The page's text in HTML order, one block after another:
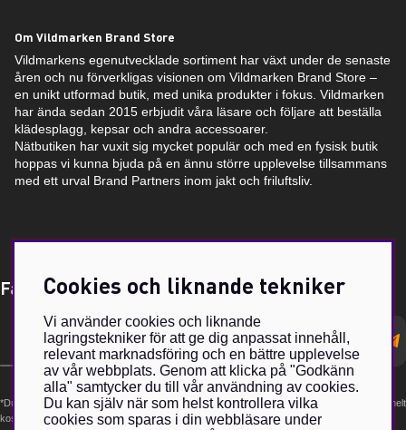
Om Vildmarken Brand Store
Vildmarkens egenutvecklade sortiment har växt under de senaste
åren och nu förverkligas visionen om Vildmarken Brand Store –
en unikt utformad butik, med unika produkter i fokus. Vildmarken
har ända sedan 2015 erbjudit våra läsare och följare att beställa
klädesplagg, kepsar och andra accessoarer.
Nätbutiken har vuxit sig mycket populär och med en fysisk butik
hoppas vi kunna bjuda på en ännu större upplevelse tillsammans
med ett urval Brand Partners inom jakt och friluftsliv.
Få Magasin Vildmarken direkt till din e-post!*
postadress
*Du kan även få erbjudanden och nyheter från samarbetspartners. Din prenumeration är helt
kostnadsfri och kan avslutas när som helst.
Cookies och liknande tekniker
Vi använder cookies och liknande
lagringstekniker för att ge dig anpassat innehåll,
relevant marknadsföring och en bättre upplevelse
av vår webbplats. Genom att klicka på "Godkänn
alla" samtycker du till vår användning av cookies.
Du kan själv när som helst kontrollera vilka
cookies som sparas i din webbläsare under